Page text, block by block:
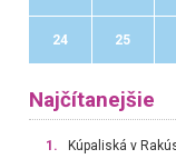
24 25
Najčítanejšie
1. Kúpaliská v